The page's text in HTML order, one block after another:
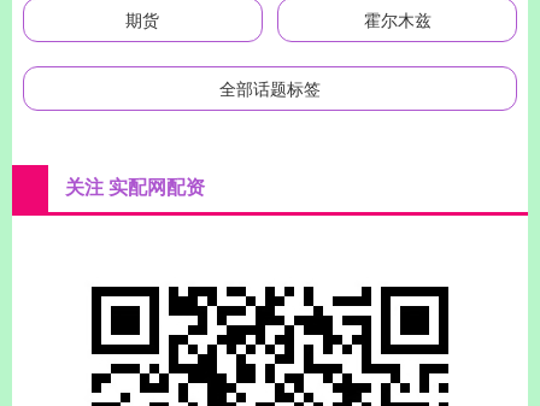
期货 霍尔木兹
全部话题标签
关注 实配网配资